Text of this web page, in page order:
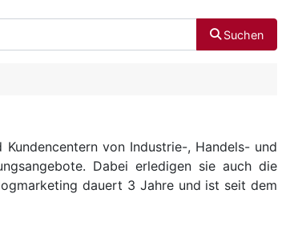
Suchen
von Industrie-, Handels- und
Dabei erledigen sie auch die
dauert 3 Jahre und ist seit dem